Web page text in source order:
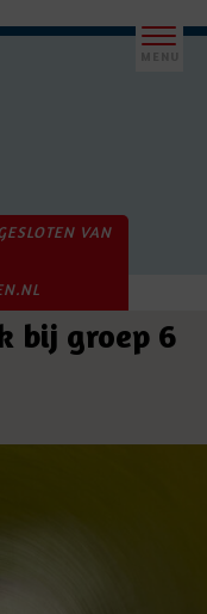
VAN
bij groep 6